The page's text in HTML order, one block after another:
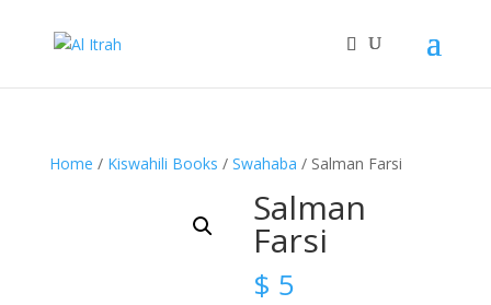
Home / Kiswahili Books / Swahaba / Salman Farsi
Salman
Farsi
$ 5